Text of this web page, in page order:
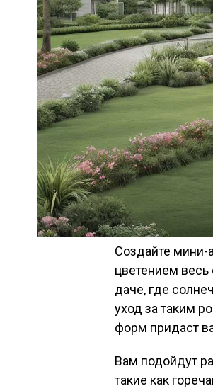
Создайте мини-
цветением весь
даче, где
уход за таким
форм придаст
Вам подойдут
такие как